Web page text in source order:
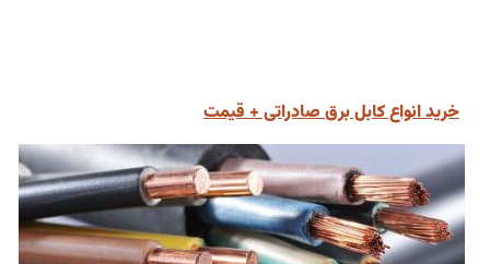
خرید انواع کابل برق صادراتی + قیمت